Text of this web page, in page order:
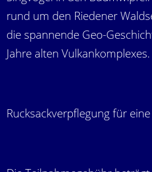
rund um den Riedener
die spannende Geo-
Jahre alten Vulkankomplexes.
Rucksackverpflegung für